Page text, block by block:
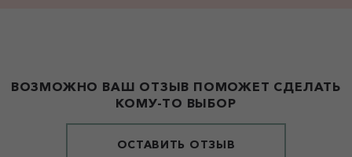
ВОЗМОЖНО ВАШ ОТЗЫВ ПОМОЖЕТ СДЕЛАТЬ
КОМУ-ТО ВЫБОР
ОСТАВИТЬ ОТЗЫВ